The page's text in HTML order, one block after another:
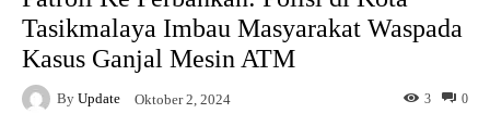
Tasikmalaya Imbau Masyarakat Waspada
Kasus Ganjal Mesin ATM
By Update Oktober 2, 2024 0
3